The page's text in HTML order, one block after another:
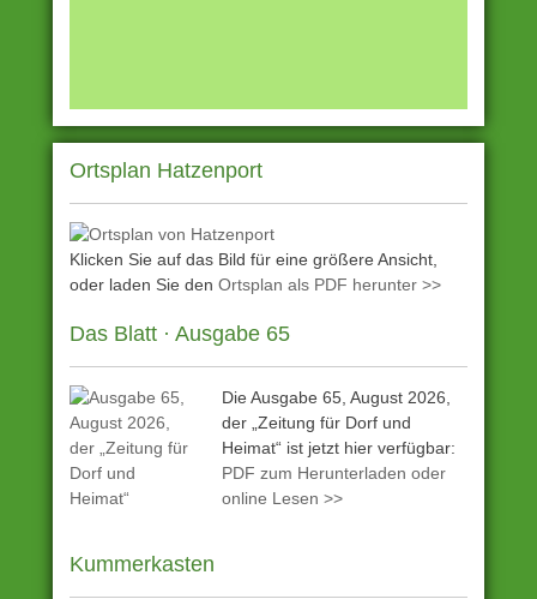
Ortsplan Hatzenport
Klicken Sie auf das Bild für eine größere Ansicht,
oder laden Sie den Ortsplan als PDF herunter >>
Das Blatt · Ausgabe 65
Die Ausgabe 65, August 2026,
der „Zeitung für Dorf und
Heimat“ ist jetzt hier verfügbar:
PDF zum Herunterladen oder
online Lesen >>
Kummerkasten